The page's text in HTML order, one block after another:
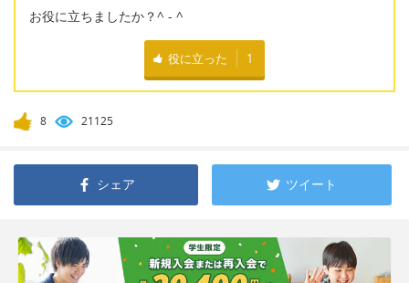
お役に立ちましたか？^ - ^
役に立った 1
8 21125
シェア ツイート